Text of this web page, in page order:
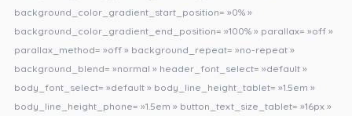
background_color_gradient_start_position= »0% »
background_color_gradient_end_position= »100% » parallax= »off »
parallax_method= »off » background_repeat= »no-repeat »
background_blend= »normal » header_font_select= »default »
body_font_select= »default » body_line_height_tablet= »1.5em »
body_line_height_phone= »1.5em » button_text_size_tablet= »16px »